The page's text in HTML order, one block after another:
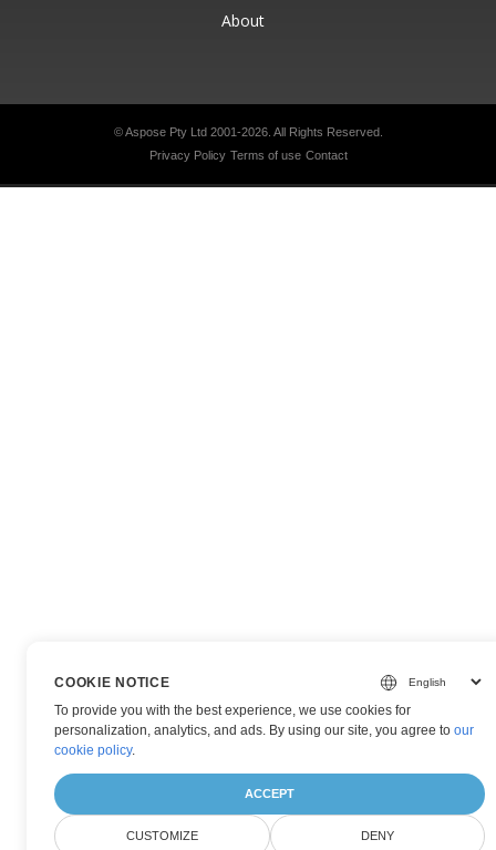
About
© Aspose Pty Ltd 2001-2026. All Rights Reserved.
Privacy Policy Terms of use Contact
COOKIE NOTICE
To provide you with the best experience, we use cookies for
personalization, analytics, and ads. By using our site, you agree toour
cookie policy.
ACCEPT
CUSTOMIZE DENY